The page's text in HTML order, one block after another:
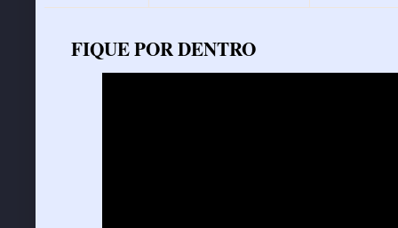
FIQUE POR DENTRO